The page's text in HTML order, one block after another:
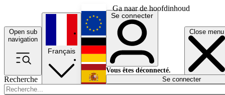
Ga naar de hoofdinhoud
Open sub
navigation
Close menu
Recherche
Français
English
Deutsch
Español
Se connecter
Vous êtes déconnecté.
Se connecter